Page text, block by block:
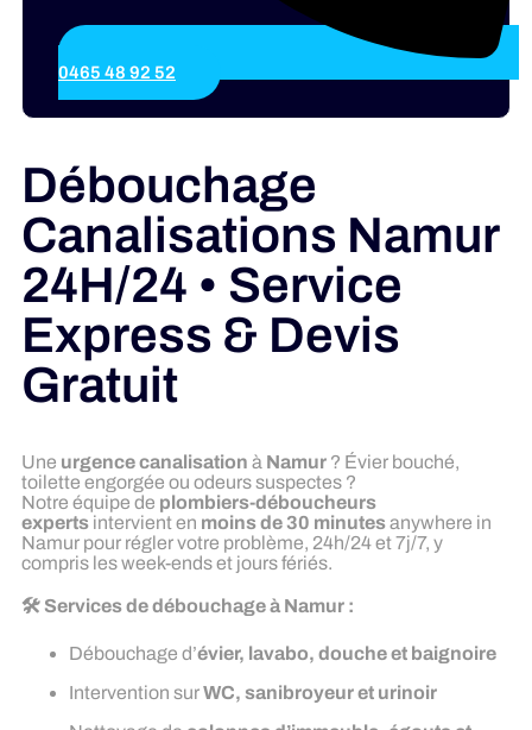
0465 48 92 52
Débouchage
Canalisations Namur
24H/24 • Service
Express & Devis
Gratuit
Une urgence canalisation à Namur ? Évier bouché,
toilette engorgée ou odeurs suspectes ?
Notre équipe de plombiers-déboucheurs
experts intervient en moins de 30 minutesanywhere in
Namur pour régler votre problème, 24h/24 et 7j/7, y
compris les week-ends et jours fériés.
🛠️ Services de débouchage à Namur :
Débouchage d’évier, lavabo, douche et baignoire
Intervention surWC, sanibroyeur et urinoir